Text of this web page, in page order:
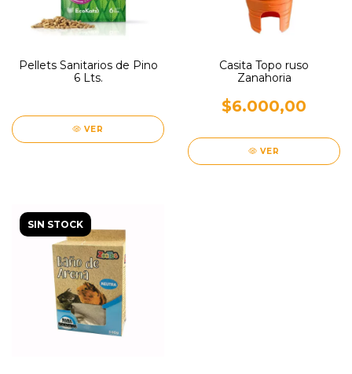
Pellets Sanitarios de Pino
6 Lts.
VER
Casita Topo ruso
Zanahoria
$6.000,00
VER
SIN STOCK